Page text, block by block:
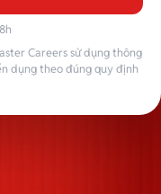
Careers sử dụng thông
dụng theo đúng quy định